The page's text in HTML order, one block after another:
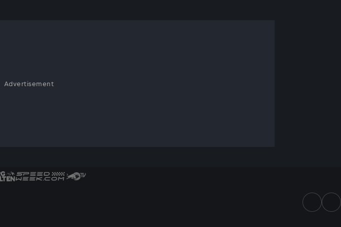
Advertisement